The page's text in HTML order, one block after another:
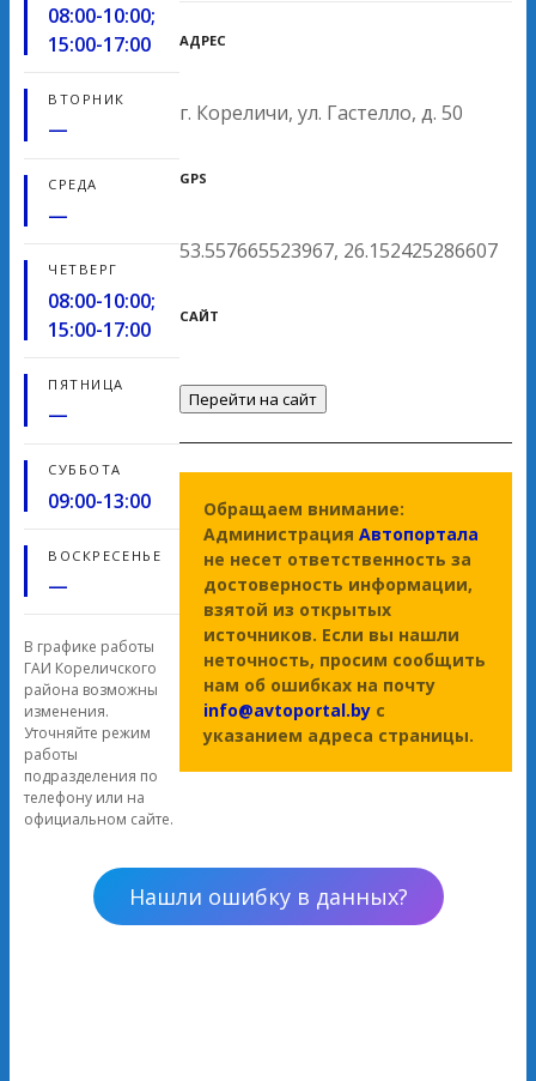
08:00-10:00;
15:00-17:00
ВТОРНИК
—
СРЕДА
—
ЧЕТВЕРГ
08:00-10:00;
15:00-17:00
ПЯТНИЦА
—
СУББОТА
09:00-13:00
ВОСКРЕСЕНЬЕ
—
В графике работы
ГАИ Кореличского
района возможны
изменения.
Уточняйте режим
работы
подразделения по
телефону или на
официальном сайте.
АДРЕС
г. Кореличи, ул. Гастелло, д. 50
GPS
53.557665523967, 26.152425286607
САЙТ
Перейти на сайт
Обращаем внимание:
Администрация Автопортала
не несет ответственность за
достоверность информации,
взятой из открытых
источников. Если вы нашли
неточность, просим сообщить
нам об ошибках на почту
info@avtoportal.by с
указанием адреса страницы.
Нашли ошибку в данных?